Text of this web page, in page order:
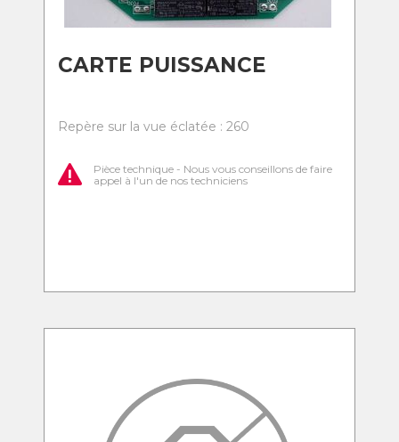
CARTE PUISSANCE
Repère sur la vue éclatée : 260
Pièce technique - Nous vous conseillons de faire
appel à l'un de nos techniciens